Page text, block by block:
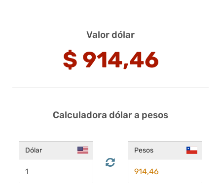
Valor dólar
$ 914,46
Calculadora dólar a pesos
Dólar Pesos